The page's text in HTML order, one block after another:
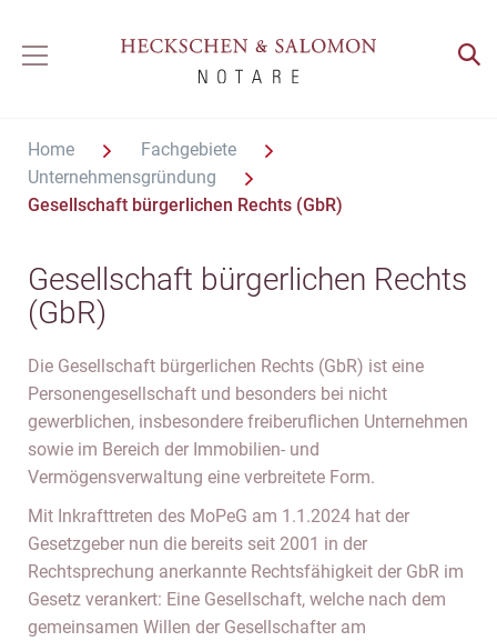
Home
Fachgebiete
Unternehmensgründung
Gesellschaft bürgerlichen Rechts (GbR)
Gesellschaft bürgerlichen Rechts
(GbR)
Die Gesellschaft bürgerlichen Rechts (GbR) ist eine
Personengesellschaft und besonders bei nicht
gewerblichen, insbesondere freiberuflichen Unternehmen
sowie im Bereich der Immobilien- und
Vermögensverwaltung eine verbreitete Form.
Mit Inkrafttreten des MoPeG am 1.1.2024 hat der
Gesetzgeber nun die bereits seit 2001 in der
Rechtsprechung anerkannte Rechtsfähigkeit der GbR im
Gesetz verankert: Eine Gesellschaft, welche nach dem
gemeinsamen Willen der Gesellschafter am